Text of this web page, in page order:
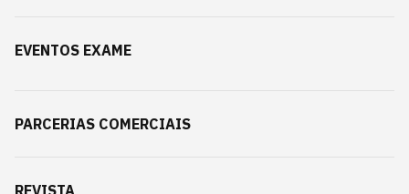
EVENTOS EXAME
PARCERIAS COMERCIAIS
REVISTA